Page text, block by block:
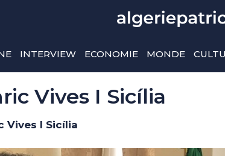
INTERVIEW ECONOMIE MONDE
Vives I Sicília
Vives I Sicília